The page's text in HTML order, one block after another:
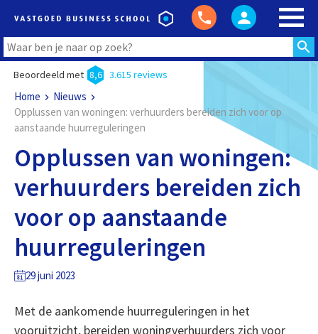
Beoordeeld met 8,6 3.615 reviews
Home
Nieuws
Opplussen van woningen: verhuurders bereiden zich voor op
aanstaande huurreguleringen
Opplussen van woningen:
verhuurders bereiden zich
voor op aanstaande
huurreguleringen
29 juni 2023
Met de aankomende huurreguleringen in het
vooruitzicht, bereiden woningverhuurders zich voor